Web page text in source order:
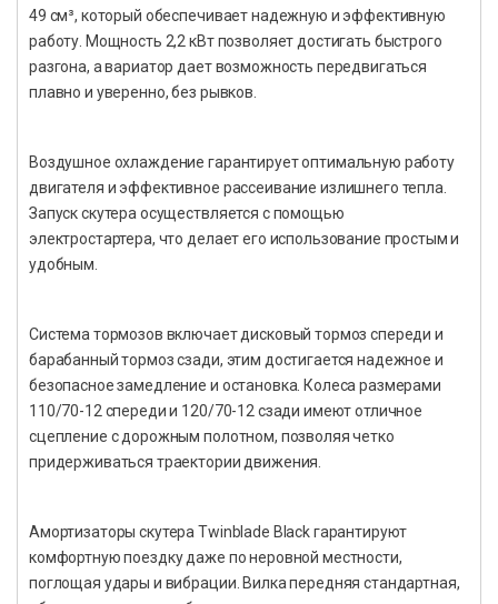
49 см³, который обеспечивает надежную и эффективную
работу. Мощность 2,2 кВт позволяет достигать быстрого
разгона, а вариатор дает возможность передвигаться
плавно и уверенно, без рывков.
Воздушное охлаждение гарантирует оптимальную работу
двигателя и эффективное рассеивание излишнего тепла.
Запуск скутера осуществляется с помощью
электростартера, что делает его использование простым и
удобным.
Система тормозов включает дисковый тормоз спереди и
барабанный тормоз сзади, этим достигается надежное и
безопасное замедление и остановка. Колеса размерами
110/70-12 спереди и 120/70-12 сзади имеют отличное
сцепление с дорожным полотном, позволяя четко
придерживаться траектории движения.
Амортизаторы скутера Twinblade Black гарантируют
комфортную поездку даже по неровной местности,
поглощая удары и вибрации. Вилка передняя стандартная,